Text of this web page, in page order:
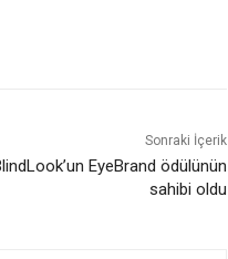
Sonraki İçerik
EyeBrand ödülünün
sahibi oldu